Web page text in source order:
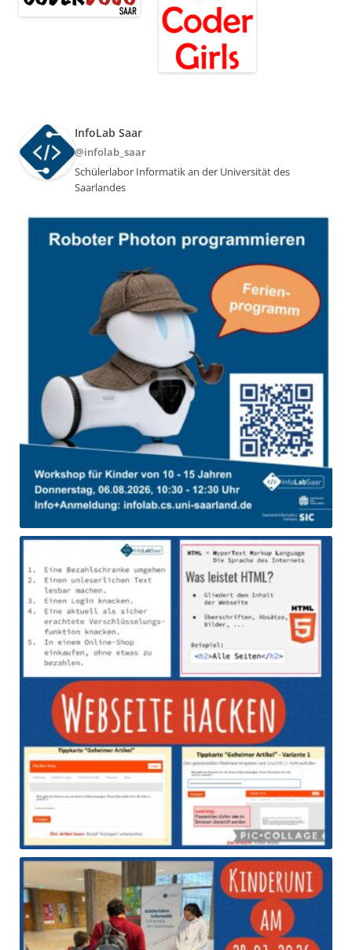
InfoLab Saar
@infolab_saar
Schülerlabor Informatik an der Universität des
Saarlandes